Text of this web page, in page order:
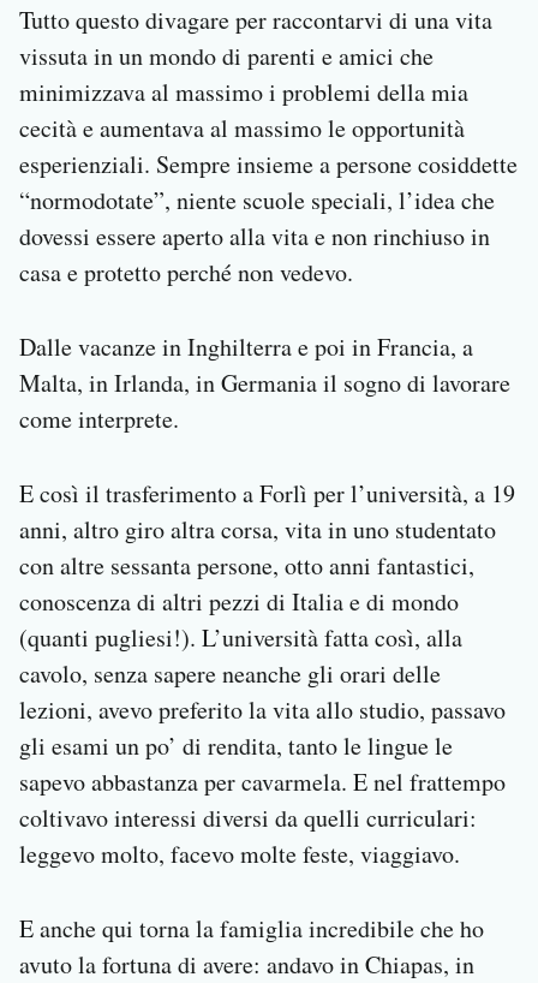
Tutto questo divagare per raccontarvi di una vita
vissuta in un mondo di parenti e amici che
minimizzava al massimo i problemi della mia
cecità e aumentava al massimo le opportunità
esperienziali. Sempre insieme a persone cosiddette
“normodotate”, niente scuole speciali, l’idea che
dovessi essere aperto alla vita e non rinchiuso in
casa e protetto perché non vedevo.
Dalle vacanze in Inghilterra e poi in Francia, a
Malta, in Irlanda, in Germania il sogno di lavorare
come interprete.
E così il trasferimento a Forlì per l’università, a 19
anni, altro giro altra corsa, vita in uno studentato
con altre sessanta persone, otto anni fantastici,
conoscenza di altri pezzi di Italia e di mondo
(quanti pugliesi!). L’università fatta così, alla
cavolo, senza sapere neanche gli orari delle
lezioni, avevo preferito la vita allo studio, passavo
gli esami un po’ di rendita, tanto le lingue le
sapevo abbastanza per cavarmela. E nel frattempo
coltivavo interessi diversi da quelli curriculari:
leggevo molto, facevo molte feste, viaggiavo.
E anche qui torna la famiglia incredibile che ho
avuto la fortuna di avere: andavo in Chiapas, in